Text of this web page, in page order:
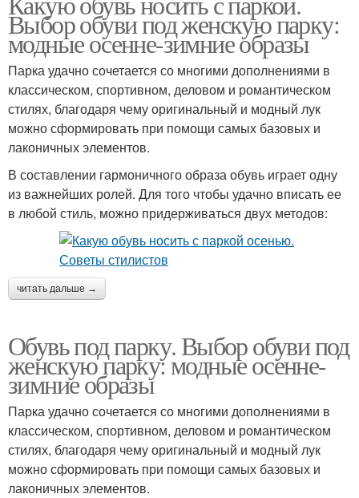
Выбор обуви под женскую парку:
модные осенне-зимние образы
Парка удачно сочетается со многими дополнениями в
классическом, спортивном, деловом и романтическом
стилях, благодаря чему оригинальный и модный лук
можно сформировать при помощи самых базовых и
лаконичных элементов.
В составлении гармоничного образа обувь играет одну
из важнейших ролей. Для того чтобы удачно вписать ее
в любой стиль, можно придерживаться двух методов:
читать дальше →
Обувь под парку. Выбор обуви под
женскую парку: модные осенне-
зимние образы
Парка удачно сочетается со многими дополнениями в
классическом, спортивном, деловом и романтическом
стилях, благодаря чему оригинальный и модный лук
можно сформировать при помощи самых базовых и
лаконичных элементов.